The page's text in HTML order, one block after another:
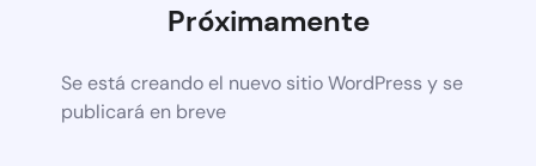
Próximamente
Se está creando el nuevo sitio WordPress y se
publicará en breve